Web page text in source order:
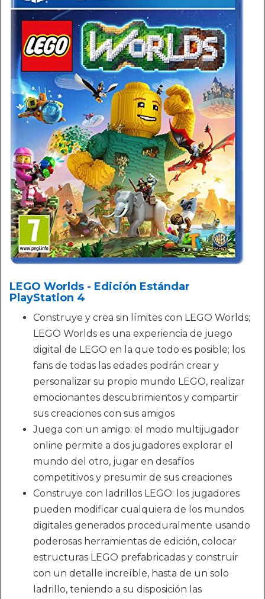
LEGO Worlds - Edición Estándar
PlayStation 4
Construye y crea sin límites con LEGO Worlds;
LEGO Worlds es una experiencia de juego
digital de LEGO en la que todo es posible; los
fans de todas las edades podrán crear y
personalizar su propio mundo LEGO, realizar
emocionantes descubrimientos y compartir
sus creaciones con sus amigos
Juega con un amigo: el modo multijugador
online permite a dos jugadores explorar el
mundo del otro, jugar en desafíos
competitivos y presumir de sus creaciones
Construye con ladrillos LEGO: los jugadores
pueden modificar cualquiera de los mundos
digitales generados proceduralmente usando
poderosas herramientas de edición, colocar
estructuras LEGO prefabricadas y construir
con un detalle increíble, hasta de un solo
ladrillo, teniendo a su disposición las